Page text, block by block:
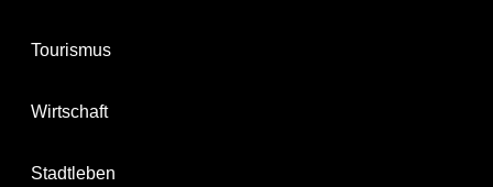
Tourismus
Wirtschaft
Stadtleben